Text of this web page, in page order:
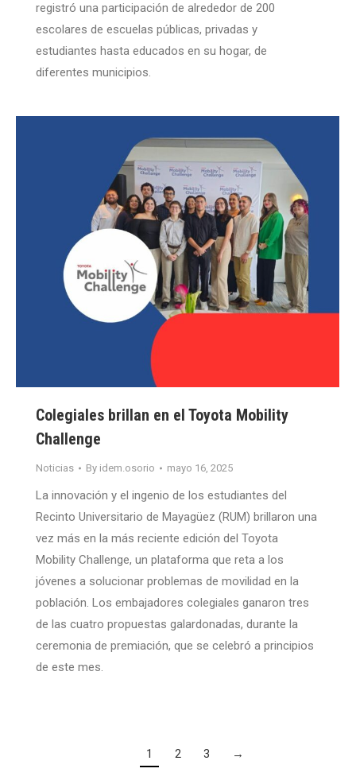
registró una participación de alrededor de 200
escolares de escuelas públicas, privadas y
estudiantes hasta educados en su hogar, de
diferentes municipios.
Colegiales brillan en el Toyota Mobility
Challenge
Noticias By idem.osorio mayo 16, 2025
La innovación y el ingenio de los estudiantes del
Recinto Universitario de Mayagüez (RUM) brillaron una
vez más en la más reciente edición del Toyota
Mobility Challenge, un plataforma que reta a los
jóvenes a solucionar problemas de movilidad en la
población. Los embajadores colegiales ganaron tres
de las cuatro propuestas galardonadas, durante la
ceremonia de premiación, que se celebró a principios
de este mes.
1 2 3 →